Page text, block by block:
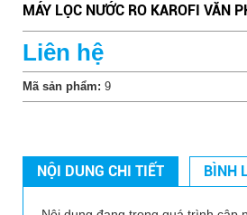
MÁY LỌC NƯỚC RO KAROFI VĂN
Liên hệ
Mã sản phẩm: 9
NỘI DUNG CHI TIẾT BÌNH
Bể lọc nước giếng khoan cho gia đình